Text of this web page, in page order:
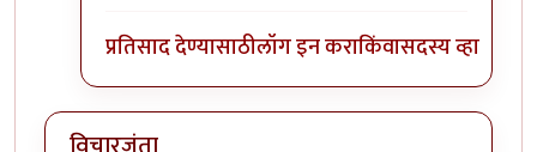
प्रतिसाद देण्यासाठीलॉग इन कराकिंवासदस्य व्हा